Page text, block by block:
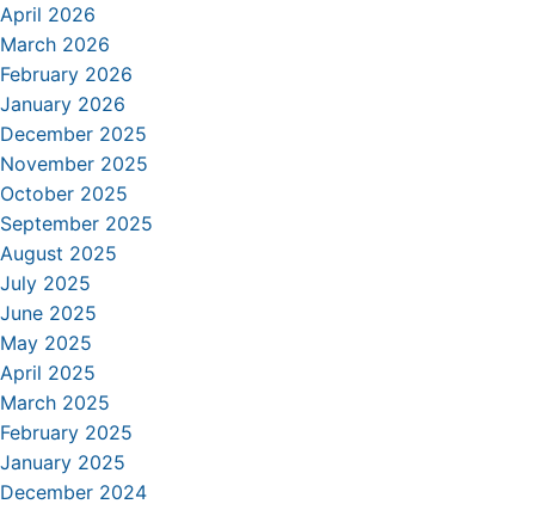
April 2026
March 2026
February 2026
January 2026
December 2025
November 2025
October 2025
September 2025
August 2025
July 2025
June 2025
May 2025
April 2025
March 2025
February 2025
January 2025
December 2024